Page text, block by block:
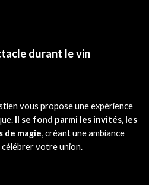
durant le vin
vous propose une expérience
Il se fond parmi les invités, les
de magie, créant une ambiance
votre union.